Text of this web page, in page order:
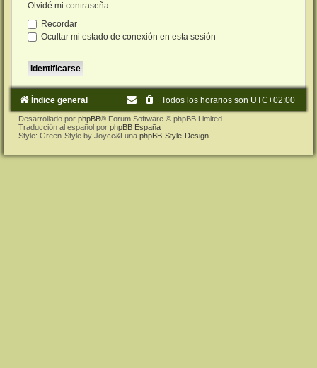
Olvidé mi contraseña
Recordar
Ocultar mi estado de conexión en esta sesión
Índice general Todos los horarios son UTC+02:00
Desarrollado por phpBB® Forum Software © phpBB Limited
Traducción al español por phpBB España
Style: Green-Style by Joyce&Luna phpBB-Style-Design